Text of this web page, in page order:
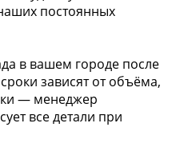
постоянных
в вашем городе после
зависят от объёма,
— менеджер
все детали при